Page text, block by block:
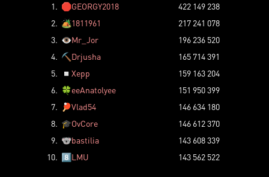
1. 🛑GEORGY2018
422 149 238
2. 🏕️1811961
217 241 078
3. 👁️Mr_Jor
196 236 520
4. ⛏️ Drjusha
165 714 391
5.
◽ Xepp
159 163 204
6. 🍀eeAnatolyee
151 950 399
7.
🏓Vlad54
146 634 180
8. 🎓OvCore
146 612 370
9. 🐨bastilia
143 608 339
10. 8️⃣LMU 143 562 522